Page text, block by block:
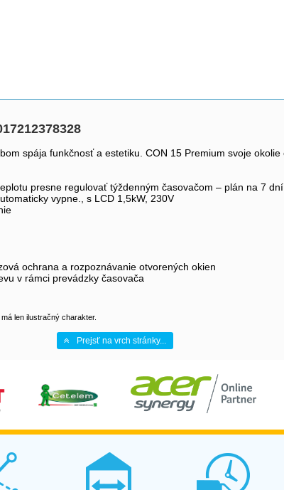
spája funkčnosť a estetiku. CON 15 Premium svoje
presne regulovať týždenným časovačom – plán na 7
vypne., s LCD 1,5kW, 230V
ochrana a rozpoznávanie otvorených okien
v rámci prevádzky časovača
len ilustračný charakter.
Prejsť na vrch stránky...